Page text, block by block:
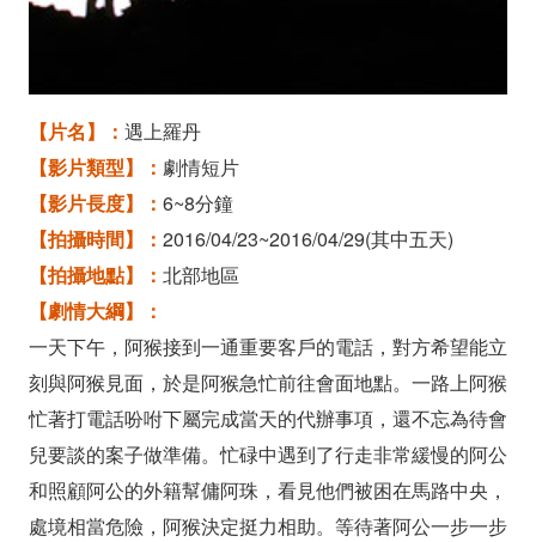
《遇
羅
丹》
演
員
徵
選
(2016/4/14
截
止)
【片名】： 遇上羅丹
【影片類型】： 劇情短片
【影片長度】： 6~8分鐘
【拍攝時間】： 2016/04/23~2016/04/29(其中五天)
【拍攝地點】： 北部地區
【劇情大綱】：
一天下午，阿猴接到一通重要客戶的電話，對方希望能立
刻與阿猴見面，於是阿猴急忙前往會面地點。一路上阿猴
忙著打電話吩咐下屬完成當天的代辦事項，還不忘為待會
兒要談的案子做準備。忙碌中遇到了行走非常緩慢的阿公
和照顧阿公的外籍幫傭阿珠，看見他們被困在馬路中央，
處境相當危險，阿猴決定挺力相助。等待著阿公一步一步